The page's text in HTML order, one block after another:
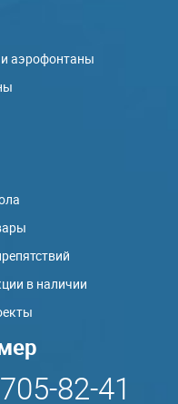
аэрофонтаны
в наличии
82-41